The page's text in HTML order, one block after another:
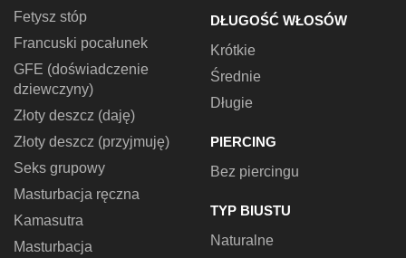
Fetysz stóp
Francuski pocałunek
GFE (doświadczenie
dziewczyny)
Złoty deszcz (daję)
Złoty deszcz (przyjmuję)
Seks grupowy
Masturbacja ręczna
Kamasutra
Masturbacja
DŁUGOŚĆ WŁOSÓW
Krótkie
Średnie
Długie
PIERCING
Bez piercingu
TYP BIUSTU
Naturalne